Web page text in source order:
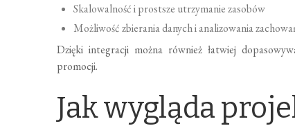
Skalowalność i prostsze utrzymanie zasobów
Możliwość zbierania danych i analizowania
Dzięki integracji można również łatwiej
promocji.
Jak wygląda